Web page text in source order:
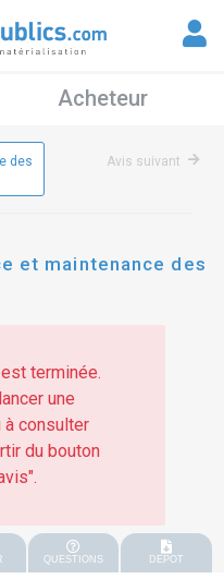
Acheteur
des
Avis suivant
et maintenance des
terminée.
une
à consulter
du bouton
QUESTIONS DEPOT